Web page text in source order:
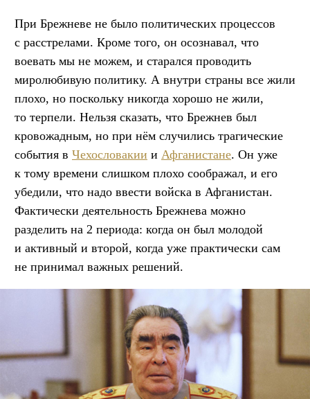
При Брежневе не было политических процессов
с расстрелами. Кроме того, он осознавал, что
воевать мы не можем, и старался проводить
миролюбивую политику. А внутри страны все жили
плохо, но поскольку никогда хорошо не жили,
то терпели. Нельзя сказать, что Брежнев был
кровожадным, но при нём случились трагические
события в Чехословакии и Афганистане. Он уже
к тому времени слишком плохо соображал, и его
убедили, что надо ввести войска в Афганистан.
Фактически деятельность Брежнева можно
разделить на 2 периода: когда он был молодой
и активный и второй, когда уже практически сам
не принимал важных решений.